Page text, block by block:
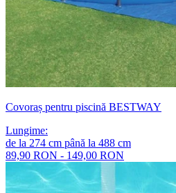
Covoraș pentru piscină BESTWAY
Lungime:
de la 274 cm până la 488 cm
89,90 RON - 149,00 RON